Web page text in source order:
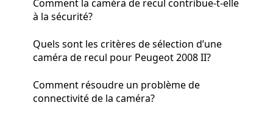
Comment la caméra de recul contribue-t-elle
à la sécurité?
Quels sont les critères de sélection d’une
caméra de recul pour Peugeot 2008 II?
Comment résoudre un problème de
connectivité de la caméra?